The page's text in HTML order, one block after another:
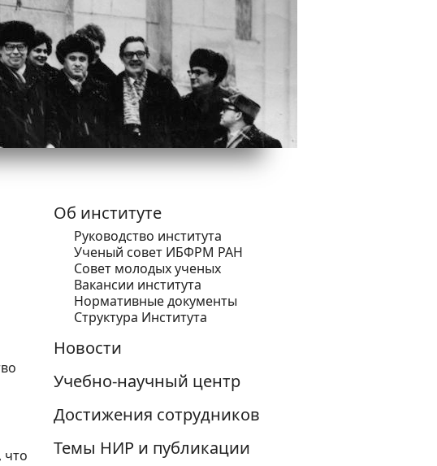
что
Об институте
Руководство института
Ученый cовет ИБФРМ РАН
Совет молодых ученых
Вакансии института
Нормативные документы
Структура Института
Новости
Учебно-научный центр
Достижения сотрудников
Темы НИР и публикации